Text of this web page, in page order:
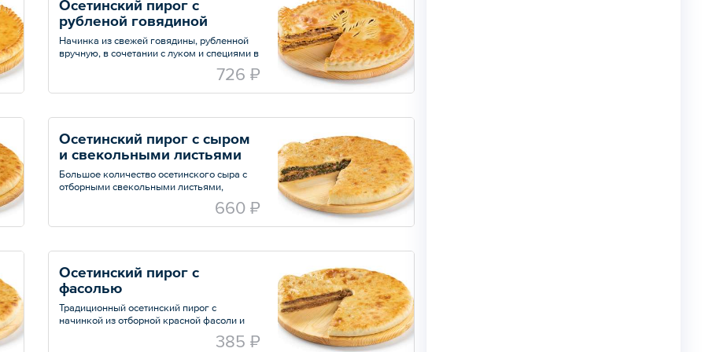
Осетинский пирог с
рубленой говядиной
Начинка из свежей говядины, рубленной
вручную, в сочетании с луком и специями в
726 ₽
Осетинский пирог с сыром
и свекольными листьями
Большое количество осетинского сыра с
отборными свекольными листьями,
зеленым луком и укропом в нежнейшем
660 ₽
Осетинский пирог с
фасолью
Традиционный осетинский пирог с
начинкой из отборной красной фасоли и
385 ₽